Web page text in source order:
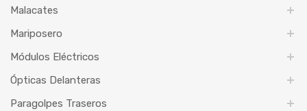
Malacates
Mariposero
Módulos Eléctricos
Ópticas Delanteras
Paragolpes Traseros